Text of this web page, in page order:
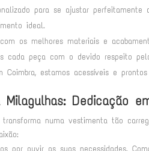
para se ajustar
ideal.
os melhores materiais e
cada peça com o devido respeito
Coimbra, estamos acessíveis e
Dedicação
numa vestimenta tão
por ouvir as suas necessidades.